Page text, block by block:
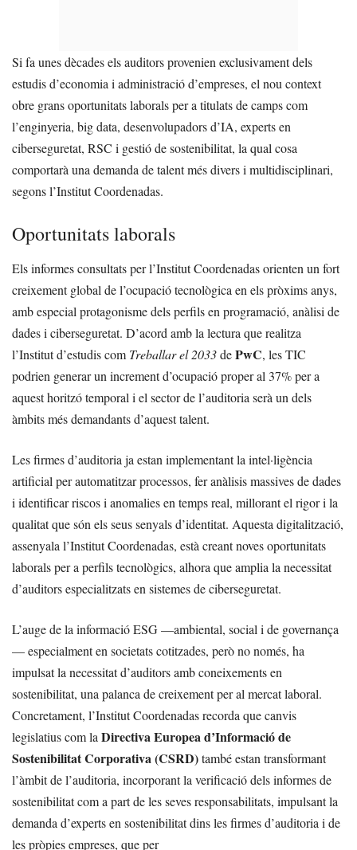
Si fa unes dècades els auditors provenien exclusivament dels
estudis d’economia i administració d’empreses, el nou context
obre grans oportunitats laborals per a titulats de camps com
l’enginyeria, big data, desenvolupadors d’IA, experts en
ciberseguretat, RSC i gestió de sostenibilitat, la qual cosa
comportarà una demanda de talent més divers i multidisciplinari,
segons l’Institut Coordenadas.
Oportunitats laborals
Els informes consultats per l’Institut Coordenadas orienten un fort
creixement global de l’ocupació tecnològica en els pròxims anys,
amb especial protagonisme dels perfils en programació, anàlisi de
dades i ciberseguretat. D’acord amb la lectura que realitza
l’Institut d’estudis com Treballar el 2033dePwC, les TIC
podrien generar un increment d’ocupació proper al 37% per a
aquest horitzó temporal i el sector de l’auditoria serà un dels
àmbits més demandants d’aquest talent.
Les firmes d’auditoria ja estan implementant la intel·ligència
artificial per automatitzar processos, fer anàlisis massives de dades
i identificar riscos i anomalies en temps real, millorant el rigor i la
qualitat que són els seus senyals d’identitat. Aquesta digitalització,
assenyala l’Institut Coordenadas, està creant noves oportunitats
laborals per a perfils tecnològics, alhora que amplia la necessitat
d’auditors especialitzats en sistemes de ciberseguretat.
L’auge de la informació ESG —ambiental, social i de governança
— especialment en societats cotitzades, però no només, ha
impulsat la necessitat d’auditors amb coneixements en
sostenibilitat, una palanca de creixement per al mercat laboral.
Concretament, l’Institut Coordenadas recorda que canvis
legislatius com la Directiva Europea d’Informació de
Sostenibilitat Corporativa (CSRD)també estan transformant
l’àmbit de l’auditoria, incorporant la verificació dels informes de
sostenibilitat com a part de les seves responsabilitats, impulsant la
demanda d’experts en sostenibilitat dins les firmes d’auditoria i de
les pròpies empreses, que per